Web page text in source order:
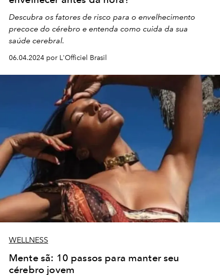
Descubra os fatores de risco para o envelhecimento
precoce do cérebro e entenda como cuida da sua
saúde cerebral.
06.04.2024 por L'Officiel Brasil
WELLNESS
Mente sã: 10 passos para manter seu
cérebro jovem